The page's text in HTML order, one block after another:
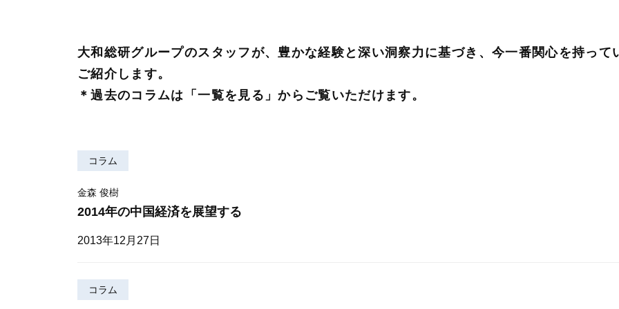
大和総研グループのスタッフが、豊かな経験と深い洞察力に基づき、今一番関心を持っ
ご紹介します。
＊過去のコラムは「一覧を見る」からご覧いただけます。
コラム
金森 俊樹
2014年の中国経済を展望する
2013年12月27日
コラム